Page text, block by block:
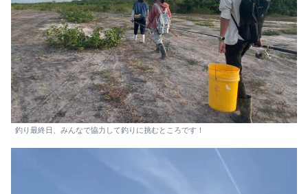
釣り最終日、みんなで協力して釣りに挑むところです！